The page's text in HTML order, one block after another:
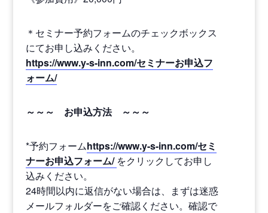
＊セミナー予約フォームのチェックボックス
にてお申し込みください。
https://www.y-s-inn.com/セミナーお申込フ
ォーム/
～～～ お申込方法 ～～～
*予約フォームhttps://www.y-s-inn.com/セミ
ナーお申込フォーム/ をクリックしてお申し
込みください。
24時間以内に返信がない場合は、まずは迷惑
メールフォルダーをご確認ください。確認で